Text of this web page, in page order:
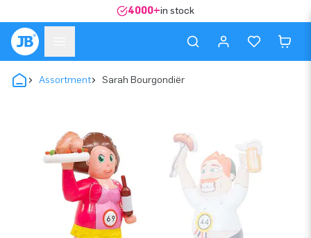
4000+in stock
Assortment Sarah Bourgondiër